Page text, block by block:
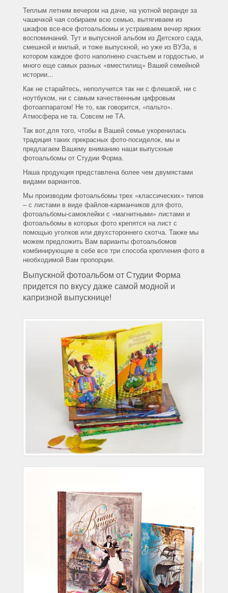
Теплым летним вечером на даче, на уютной веранде за
чашечкой чая собираем всю семью, вытягиваем из
шкафов все-все фотоальбомы и устраиваем вечер ярких
воспоминаний. Тут и выпускной альбом из Детского сада,
смешной и милый, и тоже выпускной, но уже из ВУЗа, в
котором каждое фото наполнено счастьем и гордостью, и
много еще самых разных «вместилищ» Вашей семейной
истории...
Как не старайтесь, неполучится так ни с флешкой, ни с
ноутбуком, ни с самым качественным цифровым
фотоаппаратом! Не то, как говорится, «пальто».
Атмосфера не та. Совсем не ТА.
Так вот,для того, чтобы в Вашей семье укоренилась
традиция таких прекрасных фото-посиделок, мы и
предлагаем Вашему вниманию наши выпускные
фотоальбомы от Студии Форма.
Наша продукция представлена более чем двумястами
видами вариантов.
Мы производим фотоальбомы трех «классических» типов
– с листами в виде файлов-карманчиков для фото,
фотоальбомы-самоклейки с «магнитными» листами и
фотоальбомы в которых фото крепятся на лист с
помощью уголков или двухстороннего скотча. Также мы
можем предложить Вам варианты фотоальбомов
комбинирующие в себе все три способа крепления фото в
необходимой Вам пропорции.
Выпускной фотоальбом от Студии Форма
придется по вкусу даже самой модной и
капризной выпускнице!